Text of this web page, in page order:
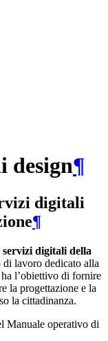
design¶
digitali
¶
digitali della
di lavoro dedicato alla
l’obiettivo di fornire
la progettazione e la
la cittadinanza.
Manuale operativo di